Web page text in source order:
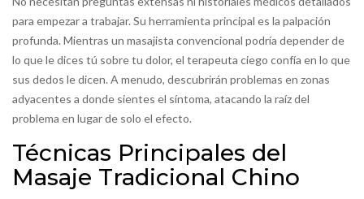
para empezar a trabajar. Su herramienta principal es la palpación
profunda. Mientras un masajista convencional podría depender de
lo que le dices tú sobre tu dolor, el terapeuta ciego confía en lo que
sus dedos le dicen. A menudo, descubrirán problemas en zonas
adyacentes a donde sientes el síntoma, atacando la raíz del
problema en lugar de solo el efecto.
Técnicas Principales del
Masaje Tradicional Chino